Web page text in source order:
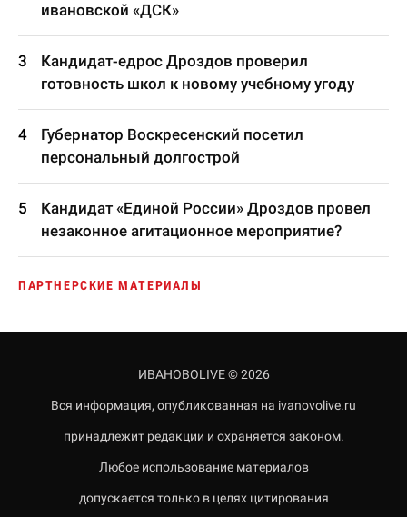
ивановской «ДСК»
Кандидат-едрос Дроздов проверил
готовность школ к новому учебному угоду
Губернатор Воскресенский посетил
персональный долгострой
Кандидат «Единой России» Дроздов провел
незаконное агитационное мероприятие?
ПАРТНЕРСКИЕ МАТЕРИАЛЫ
ИВАНОВОLIVE © 2026
Вся информация, опубликованная на ivanovolive.ru
принадлежит редакции и охраняется законом.
Любое использование материалов
допускается только в целях цитирования